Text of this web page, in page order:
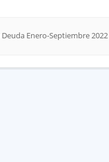
Enero-Septiembre 2022